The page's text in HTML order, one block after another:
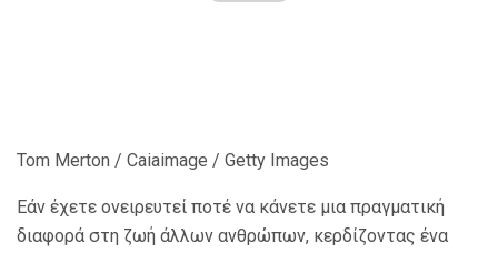
Tom Merton / Caiaimage / Getty Images
Εάν έχετε ονειρευτεί ποτέ να κάνετε μια πραγματική
διαφορά στη ζωή άλλων ανθρώπων, κερδίζοντας ένα